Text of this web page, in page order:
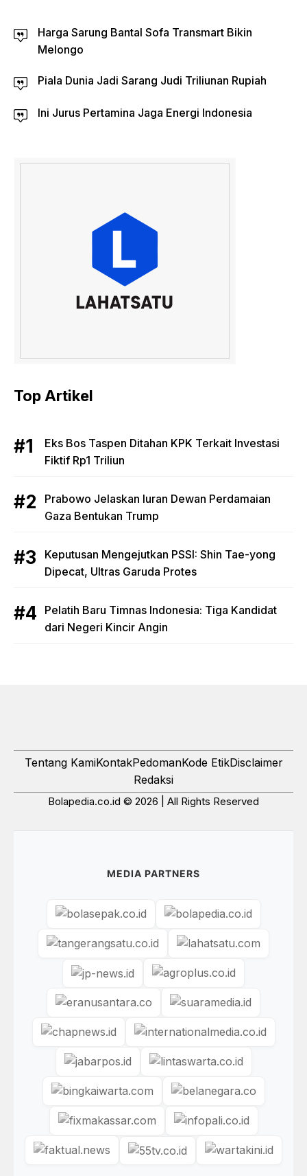
Harga Sarung Bantal Sofa Transmart Bikin
Melongo
Piala Dunia Jadi Sarang Judi Triliunan Rupiah
Ini Jurus Pertamina Jaga Energi Indonesia
Top Artikel
Eks Bos Taspen Ditahan KPK Terkait Investasi
Fiktif Rp1 Triliun
Prabowo Jelaskan Iuran Dewan Perdamaian
Gaza Bentukan Trump
Keputusan Mengejutkan PSSI: Shin Tae-yong
Dipecat, Ultras Garuda Protes
Pelatih Baru Timnas Indonesia: Tiga Kandidat
dari Negeri Kincir Angin
Tentang KamiKontakPedomanKode EtikDisclaimer
Redaksi
Bolapedia.co.id © 2026 | All Rights Reserved
MEDIA PARTNERS